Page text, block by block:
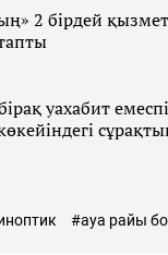
2 бірдей
уахабит
#ауа райы